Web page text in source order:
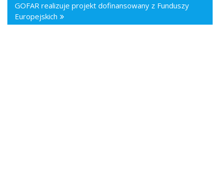
GOFAR realizuje projekt dofinansowany z Funduszy
Europejskich